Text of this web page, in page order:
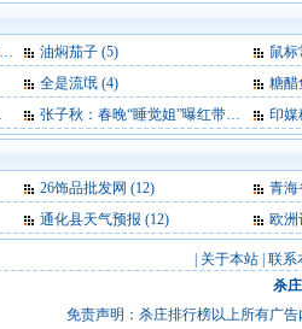
油焖茄子 (5)
鼠
全是流氓 (4)
糖醋
张子秋：春晚“睡觉姐”曝红带给央视多少尴尬 (4) 印媒称
26饰品批发网 (12)
青海
通化县天气预报 (12) 欧洲
关于本站 联系
杀
免责声明：杀庄排行榜以上所有广